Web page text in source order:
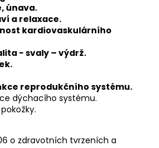
únava.
a relaxace.
kardiovaskulárního
- svaly – výdrž.
reprodukčního systému.
dýchacího systému.
o zdravotních tvrzeních a